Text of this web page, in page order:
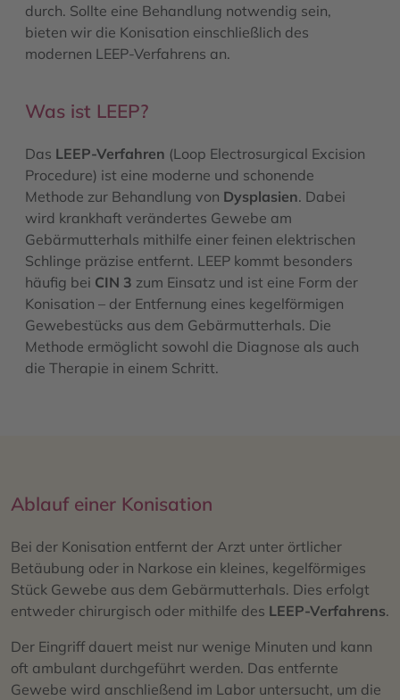
durch. Sollte eine Behandlung notwendig sein,
bieten wir die Konisation einschließlich des
modernen LEEP-Verfahrens an.
Was ist LEEP?
Das LEEP-Verfahren (Loop Electrosurgical Excision
Procedure) ist eine moderne und schonende
Methode zur Behandlung von Dysplasien. Dabei
wird krankhaft verändertes Gewebe am
Gebärmutterhals mithilfe einer feinen elektrischen
Schlinge präzise entfernt. LEEP kommt besonders
häufig bei CIN 3 zum Einsatz und ist eine Form der
Konisation – der Entfernung eines kegelförmigen
Gewebestücks aus dem Gebärmutterhals. Die
Methode ermöglicht sowohl die Diagnose als auch
die Therapie in einem Schritt.
Ablauf einer Konisation
Bei der Konisation entfernt der Arzt unter örtlicher
Betäubung oder in Narkose ein kleines, kegelförmiges
Stück Gewebe aus dem Gebärmutterhals. Dies erfolgt
entweder chirurgisch oder mithilfe des LEEP-Verfahrens.
Der Eingriff dauert meist nur wenige Minuten und kann
oft ambulant durchgeführt werden. Das entfernte
Gewebe wird anschließend im Labor untersucht, um die